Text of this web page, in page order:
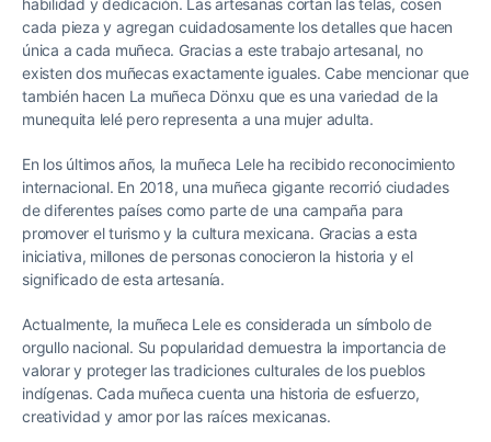
cada pieza y agregan cuidadosamente los detalles que hacen
única a cada muñeca. Gracias a este trabajo artesanal, no
existen dos muñecas exactamente iguales. Cabe mencionar que
también hacen La muñeca Dönxu que es una variedad de la
munequita lelé pero representa a una mujer adulta.
En los últimos años, la muñeca Lele ha recibido reconocimiento
internacional. En 2018, una muñeca gigante recorrió ciudades
de diferentes países como parte de una campaña para
promover el turismo y la cultura mexicana. Gracias a esta
iniciativa, millones de personas conocieron la historia y el
significado de esta artesanía.
Actualmente, la muñeca Lele es considerada un símbolo de
orgullo nacional. Su popularidad demuestra la importancia de
valorar y proteger las tradiciones culturales de los pueblos
indígenas. Cada muñeca cuenta una historia de esfuerzo,
creatividad y amor por las raíces mexicanas.